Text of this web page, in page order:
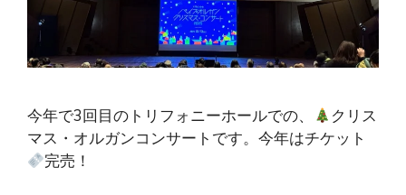
今年で3回目のトリフォニーホールでの、
クリス
マス・オルガンコンサートです。今年はチケット
完売！